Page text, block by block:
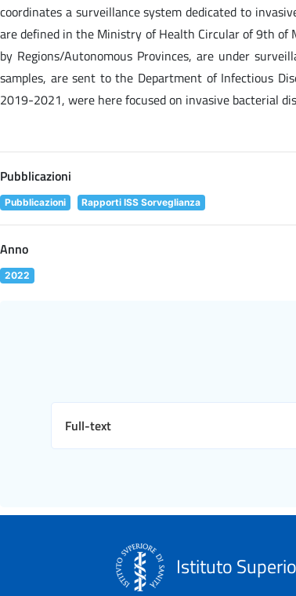
coordinates a surveillance system dedicated to
are defined in the Ministry of Health Circular of 9th of
by Regions/Autonomous Provinces, are under
samples, are sent to the Department of Infectious
2019-2021, were here focused on invasive bacterial
Pubblicazioni
Pubblicazioni Rapporti ISS Sorveglianza
Anno
2022
Full-text
Istituto